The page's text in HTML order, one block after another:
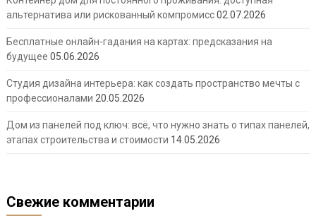
альтернатива или рискованный компромисс02.07.2026
Бесплатные онлайн-гадания на картах: предсказания на
будущее 05.06.2026
Студия дизайна интерьера: как создать пространство мечты с
профессионалами 20.05.2026
Дом из панелей под ключ: всё, что нужно знать о типах панелей,
этапах строительства и стоимости 14.05.2026
Свежие комментарии